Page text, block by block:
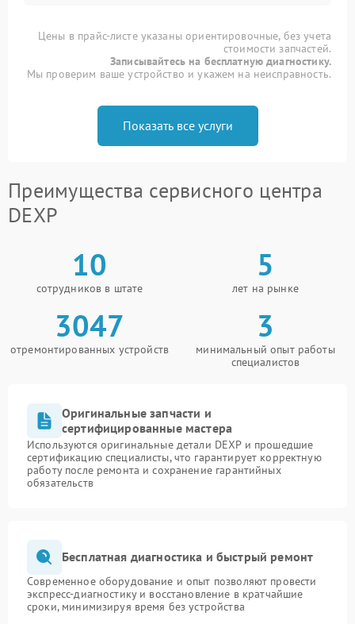
Цены в прайс-листе указаны ориентировочные, без учета
стоимости запчастей.
Записывайтесь на бесплатную диагностику.
Мы проверим ваше устройство и укажем на неисправность.
Показать все услуги
Преимущества сервисного центра
DEXP
10
сотрудников в штате
5
лет на рынке
3047
отремонтированных устройств
3
минимальный опыт работы
специалистов
Оригинальные запчасти и
сертифицированные мастера
Используются оригинальные детали DEXP и прошедшие
сертификацию специалисты, что гарантирует корректную
работу после ремонта и сохранение гарантийных
обязательств
Бесплатная диагностика и быстрый ремонт
Современное оборудование и опыт позволяют провести
экспресс-диагностику и восстановление в кратчайшие
сроки, минимизируя время без устройства